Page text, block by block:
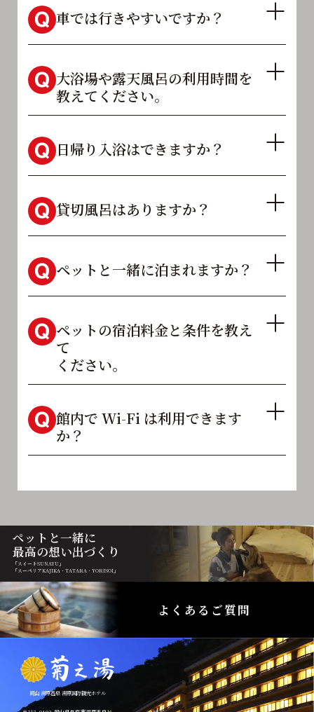
車では行きやすいですか？
大浴場や露天風呂の利用時間を
教えてください。
日帰り入浴はできますか？
貸切風呂はありますか？
ペットと一緒に泊まれますか？
ペットの宿泊料金と条件を教え
て
ください。
館内で Wi-Fi は利用できます
か？
ペットと一緒に
最高の想い出づくり
「スイートSUNAYU」
「スーペリアKAJIKA・TATARA・YORISOI」
よくあるご質問
岡山 湯原温泉 湯原国際観光ホテル